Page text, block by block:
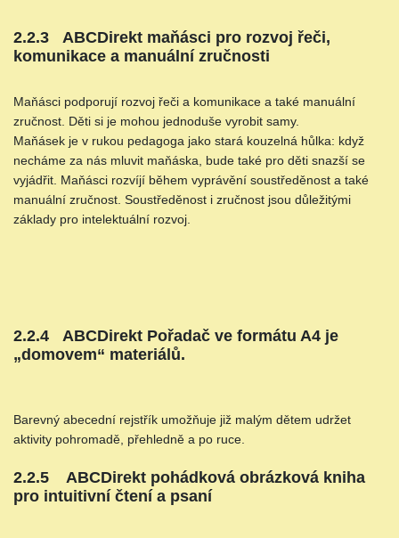
2.2.3 ABCDirekt maňásci pro rozvoj řeči,
komunikace a manuální zručnosti
Maňásci podporují rozvoj řeči a komunikace a také manuální
zručnost. Děti si je mohou jednoduše vyrobit samy.
Maňásek je v rukou pedagoga jako stará kouzelná hůlka: když
necháme za nás mluvit maňáska, bude také pro děti snazší se
vyjádřit. Maňásci rozvíjí během vyprávění soustředěnost a také
manuální zručnost. Soustředěnost i zručnost jsou důležitými
základy pro intelektuální rozvoj.
2.2.4 ABCDirekt Pořadač ve formátu A4 je
„domovem“ materiálů.
Barevný abecední rejstřík umožňuje již malým dětem udržet
aktivity pohromadě, přehledně a po ruce.
2.2.5 ABCDirekt pohádková obrázková kniha
pro intuitivní čtení a psaní